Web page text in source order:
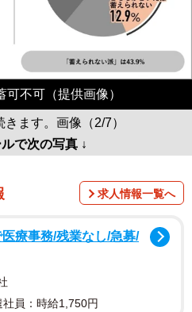
不可（提供画像）
ます。画像（2/7）
で次の写真 ↓
求人情報一覧へ
療事務/残業なし/急募/
社員：時給1,750円